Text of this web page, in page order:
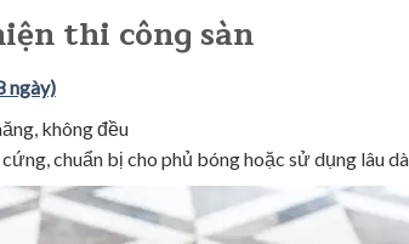
thi công sàn
ngày)
không đều
chuẩn bị cho phủ bóng hoặc sử dụng lâu